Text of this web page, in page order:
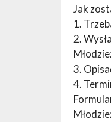
Jak
1.
2.
3.
4.